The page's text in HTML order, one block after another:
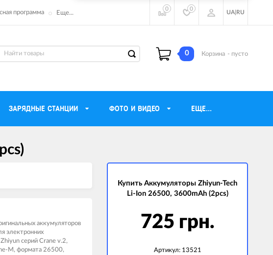
программа Еще...
0 0
UA RU
0 Корзина - пусто
ЗАРЯДНЫЕ СТАНЦИИ ФОТО И ВИДЕО ЕЩЕ...
Тактические наушники
Носимые гаджеты
Рюкзаки и сумки
Инверторные генераторы
Трехфазные генераторы
аккумуляторов
электронних
серий Crane v.2,
M, формата 26500,
Купить Аккумуляторы Zhiyun-Tech
Li-Ion 26500, 3600mAh (2pcs)
725 грн.
Артикул: 13521